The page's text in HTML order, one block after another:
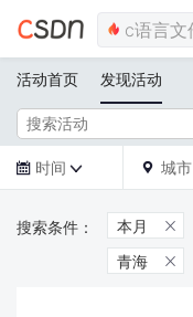
活动首页 发现活动
 时间   城市
本月 
青海 